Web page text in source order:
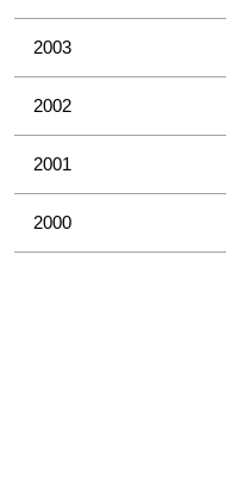
2003
2002
2001
2000